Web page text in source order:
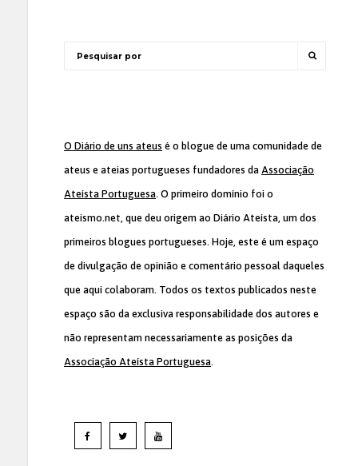
O Diário de uns ateus é o blogue de uma comunidade de
ateus e ateias portugueses fundadores da Associação
Ateísta Portuguesa. O primeiro domínio foi o
ateismo.net, que deu origem ao Diário Ateísta, um dos
primeiros blogues portugueses. Hoje, este é um espaço
de divulgação de opinião e comentário pessoal daqueles
que aqui colaboram. Todos os textos publicados neste
espaço são da exclusiva responsabilidade dos autores e
não representam necessariamente as posições da
Associação Ateísta Portuguesa.